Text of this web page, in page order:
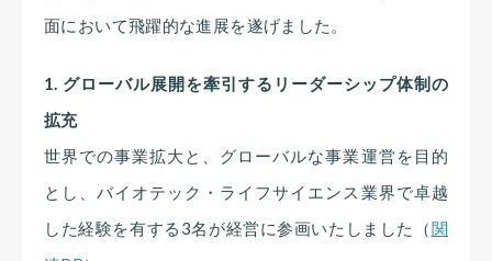
面において飛躍的な進展を遂げました。
1. グローバル展開を牽引するリーダーシップ体制の
拡充
世界での事業拡大と、グローバルな事業運営を目的
とし、バイオテック・ライフサイエンス業界で卓越
した経験を有する3名が経営に参画いたしました（関